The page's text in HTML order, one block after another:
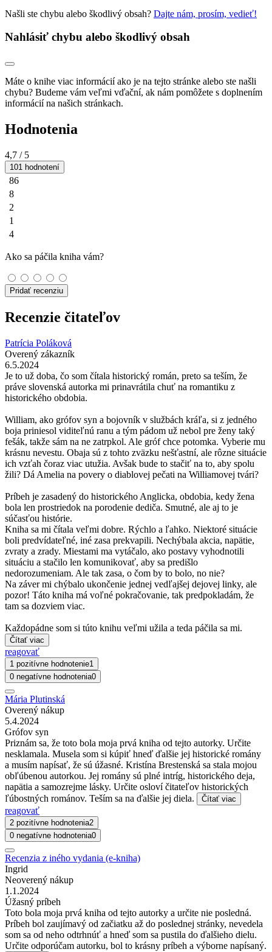
Našli ste chybu alebo škodlivý obsah? Dajte nám, prosím, vedieť!
Nahlásiť chybu alebo škodlivý obsah
Máte o knihe viac informácií ako je na tejto stránke alebo ste našli
chybu? Budeme vám veľmi vďační, ak nám pomôžete s doplnením
informácií na našich stránkach.
Hodnotenia
4,7 / 5
101 hodnotení
86
8
2
1
4
Ako sa páčila kniha vám?
Pridať recenziu
Recenzie čitateľov
Patrícia Poláková
Overený zákazník
6.5.2024
Je to už doba, čo som čítala historický román, preto sa teším, že
práve slovenská autorka mi prinavrátila chuť na romantiku z
historického obdobia.
William, ako grófov syn a bojovník v službách kráľa, si z jedného
boja priniesol viditeľnú ranu a tým pádom už nebol pre ženy taký
fešák, takže sám na ne zatrpkol. Ale gróf chce potomka. Vyberie mu
krásnu nevestu. Obaja sú z tohto zväzku nešťastní, ale rôzne situácie
ich vzťah čoraz viac utužia. Avšak bude to stačiť na to, aby spolu
žili? Dá Amelia na povery o diablovej pečati na Williamovej tvári?
Príbeh je zasadený do historického Anglicka, obdobia, kedy žena
bola len prostriedok na porodenie dediča. Smutné, ale aj to je
súčasťou histórie.
Kniha sa mi čítala veľmi dobre. Rýchlo a ľahko. Niektoré situácie
boli predvídateľné, iné zasa prekvapili. Nechýbala akcia, napätie,
zvraty a zrady. Miestami ma vytáčalo, ako postavy vyhodnotili
situáciu a stačilo len komunikovať, aby sa predišlo
nedorozumeniam. Ale tak zasa, o čom by to bolo, no nie?
Na záver mi chýbalo ukončenie jednej vedľajšej dejovej linky, ale
pozor! Táto kniha má voľné pokračovanie, tak predpokladám, že
tam sa dozviem viac.
Každopádne som si túto knihu veľmi užila a teda páčila sa mi.
Čítať viac
reagovať
1 pozitívne hodnotenie1
0 negatívne hodnotenia0
Mária Plutinská
Overený nákup
5.4.2024
Grófov syn
Priznám sa, že toto bola moja prvá kniha od tejto autorky. Určite
nesklamala. Musela som si kúpiť hneď ďalšie jej historické romány
a musím napísať, že sú úžasné. Kristína Brestenská sa stala mojou
obľúbenou autorkou. Jej romány sú plné intríg, historického deja,
napätia a samozrejme lásky. Určite osloví čitateľov historických
ľúbostných románov. Teším sa na ďalšie jej diela.
Čítať viac
reagovať
2 pozitívne hodnotenia2
0 negatívne hodnotenia0
Recenzia z iného vydania (e-kniha)
Ingrid
Neoverený nákup
1.1.2024
Úžasný príbeh
Toto bola moja prvá kniha od tejto autorky a určite nie posledná.
Príbeh bol zaujímavý od začiatku až do poslednej stránky, nevedela
som sa od neho odtrhnúť a hneď som sa pustila do ďalšieho dielu.
Určite odporúčam autorku, bol to krásny príbeh a výborne napísaný.